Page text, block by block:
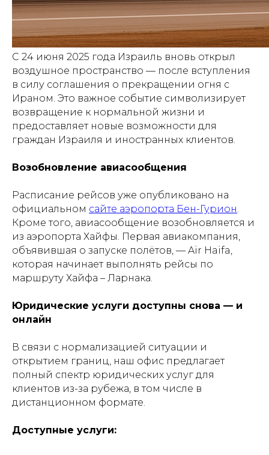
С 24 июня 2025 года Израиль вновь открыл
воздушное пространство — после вступления
в силу соглашения о прекращении огня с
Ираном. Это важное событие символизирует
возвращение к нормальной жизни и
предоставляет новые возможности для
граждан Израиля и иностранных клиентов.
Возобновление авиасообщения
Расписание рейсов уже опубликовано на
официальном сайте аэропорта Бен-Гурион.
Кроме того, авиасообщение возобновляется и
из аэропорта Хайфы. Первая авиакомпания,
объявившая о запуске полётов, — Air Haifa,
которая начинает выполнять рейсы по
маршруту Хайфа – Ларнака.
Юридические услуги доступны снова — и
онлайн
В связи с нормализацией ситуации и
открытием границ, наш офис предлагает
полный спектр юридических услуг для
клиентов из-за рубежа, в том числе в
дистанционном формате.
Доступные услуги: